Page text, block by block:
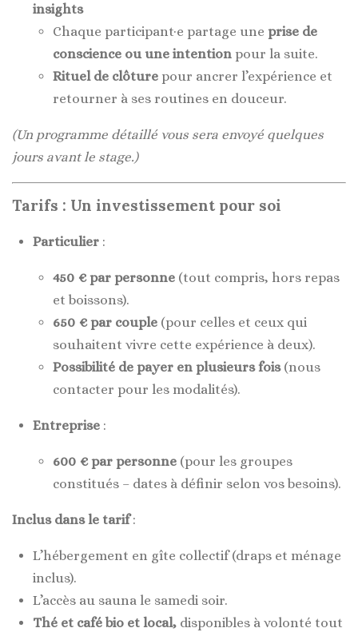
insights
Chaque participant·e partage une prise de
conscience ou une intention pour la suite.
Rituel de clôture pour ancrer l’expérience et
retourner à ses routines en douceur.
(Un programme détaillé vous sera envoyé quelques
jours avant le stage.)
Tarifs : Un investissement pour soi
Particulier:
450 € par personne (tout compris, hors repas
et boissons).
650 € par couple (pour celles et ceux qui
souhaitent vivre cette expérience à deux).
Possibilité de payer en plusieurs fois(nous
contacter pour les modalités).
Entreprise:
600 € par personne (pour les groupes
constitués – dates à définir selon vos besoins).
Inclus dans le tarif:
L’hébergement en gîte collectif (draps et ménage
inclus).
L’accès au sauna le samedi soir.
Thé et café bio et local,disponibles à volonté tout